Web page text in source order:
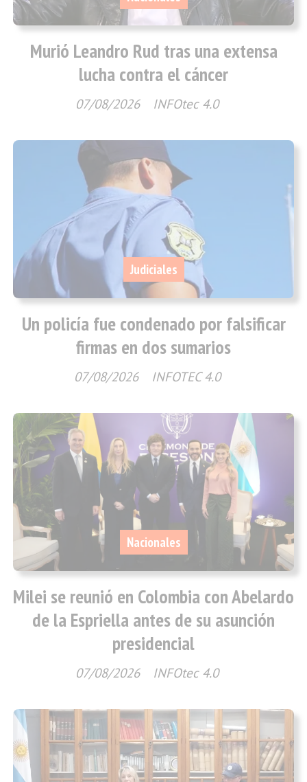
Murió Leandro Rud tras una extensa
lucha contra el cáncer
INFOtec 4.0
07/08/2026
Un policía fue condenado por falsificar
firmas en dos sumarios
INFOTEC 4.0
Judiciales
07/08/2026
Milei se reunió en Colombia con Abelardo
de la Espriella antes de su asunción
presidencial
INFOtec 4.0
Nacionales
07/08/2026